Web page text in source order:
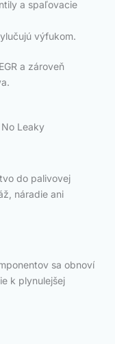
a spaľovacie
výfukom.
a zároveň
Leaky
do palivovej
náradie ani
sa obnoví
k plynulejšej